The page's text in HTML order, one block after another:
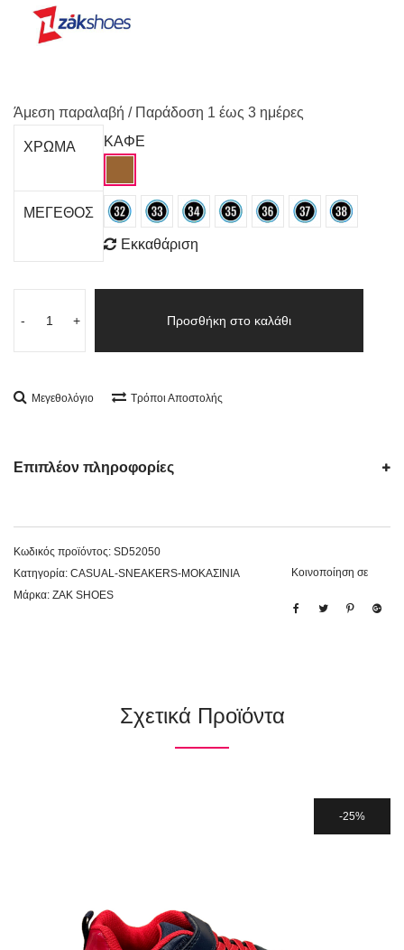
Άμεση παραλαβή / Παράδoση 1 έως 3 ημέρες
ΧΡΩΜΑ ΚΑΦΕ
ΜΕΓΕΘΟΣ
Εκκαθάριση
- + Προσθήκη στο καλάθι
Μεγεθολόγιο Τρόποι Αποστολής
Επιπλέον πληροφορίες
Κωδικός προϊόντος: SD52050
Κατηγορία: CASUAL-SNEAKERS-ΜΟΚΑΣΙΝΙΑ
Μάρκα: ZAK SHOES
Κοινοποίηση σε
Σχετικά Προϊόντα
25%